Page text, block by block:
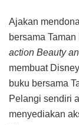
Ajakan
bersama
action Beauty
membuat
buku bersama
Pelangi sendiri
menyediakan